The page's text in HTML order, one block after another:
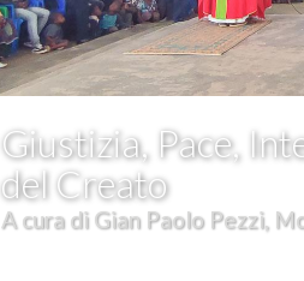
Giustizia, Pace,
del Creato
A cura di Gian Paolo Pezzi,